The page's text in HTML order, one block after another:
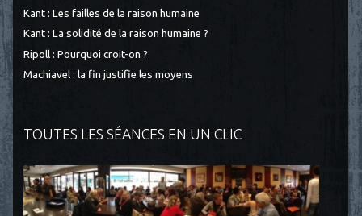
Kant : Les failles de la raison humaine
Kant : La solidité de la raison humaine ?
Ripoll : Pourquoi croit-on ?
Machiavel : la fin justifie les moyens
TOUTES LES SÉANCES EN UN CLIC